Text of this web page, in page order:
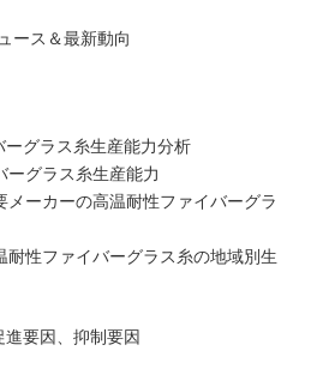
ス＆最新動向
グラス糸生産能力分析
ーグラス糸生産能力
メーカーの高温耐性ファイバーグラ
耐性ファイバーグラス糸の地域別生
要因、抑制要因